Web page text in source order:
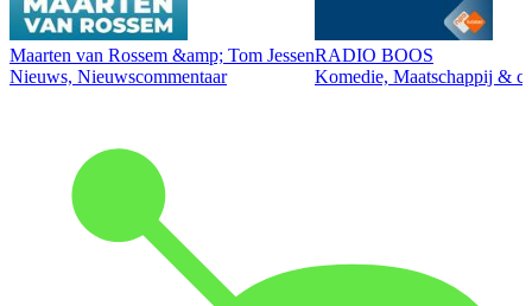
Maarten van Rossem &amp; Tom Jessen
Nieuws, Nieuwscommentaar
RADIO BOOS
Komedie, Maatschappij &